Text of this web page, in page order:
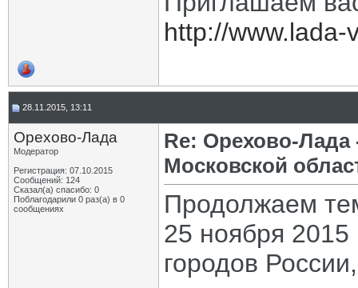
http://www.lada-
28.11.2015, 13:11
Орехово-Лада
Модератор
Регистрация: 07.10.2015
Сообщений: 124
Сказал(а) спасибо: 0
Поблагодарили 0 раз(а) в 0
сообщениях
Re: Орехово-
Московской
Продолжаем
25 ноября 2015
городов